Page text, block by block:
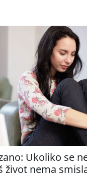
Ukoliko se
život nema